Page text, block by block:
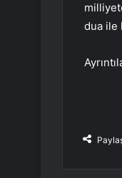
dua ile